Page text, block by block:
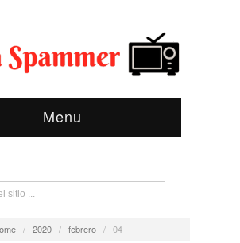
Menu
/ 2020 / febrero / 04